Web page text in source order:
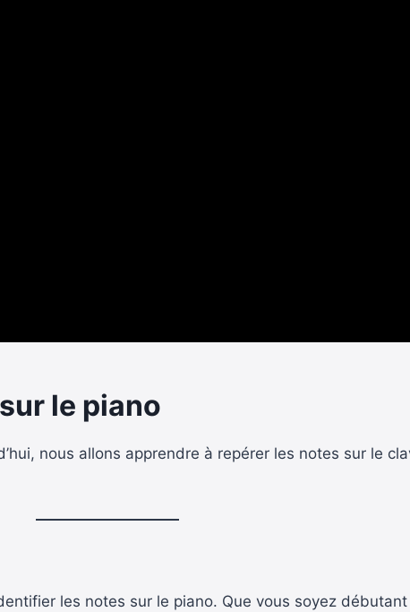
le piano
nous allons apprendre à repérer les notes sur le
les notes sur le piano. Que vous soyez